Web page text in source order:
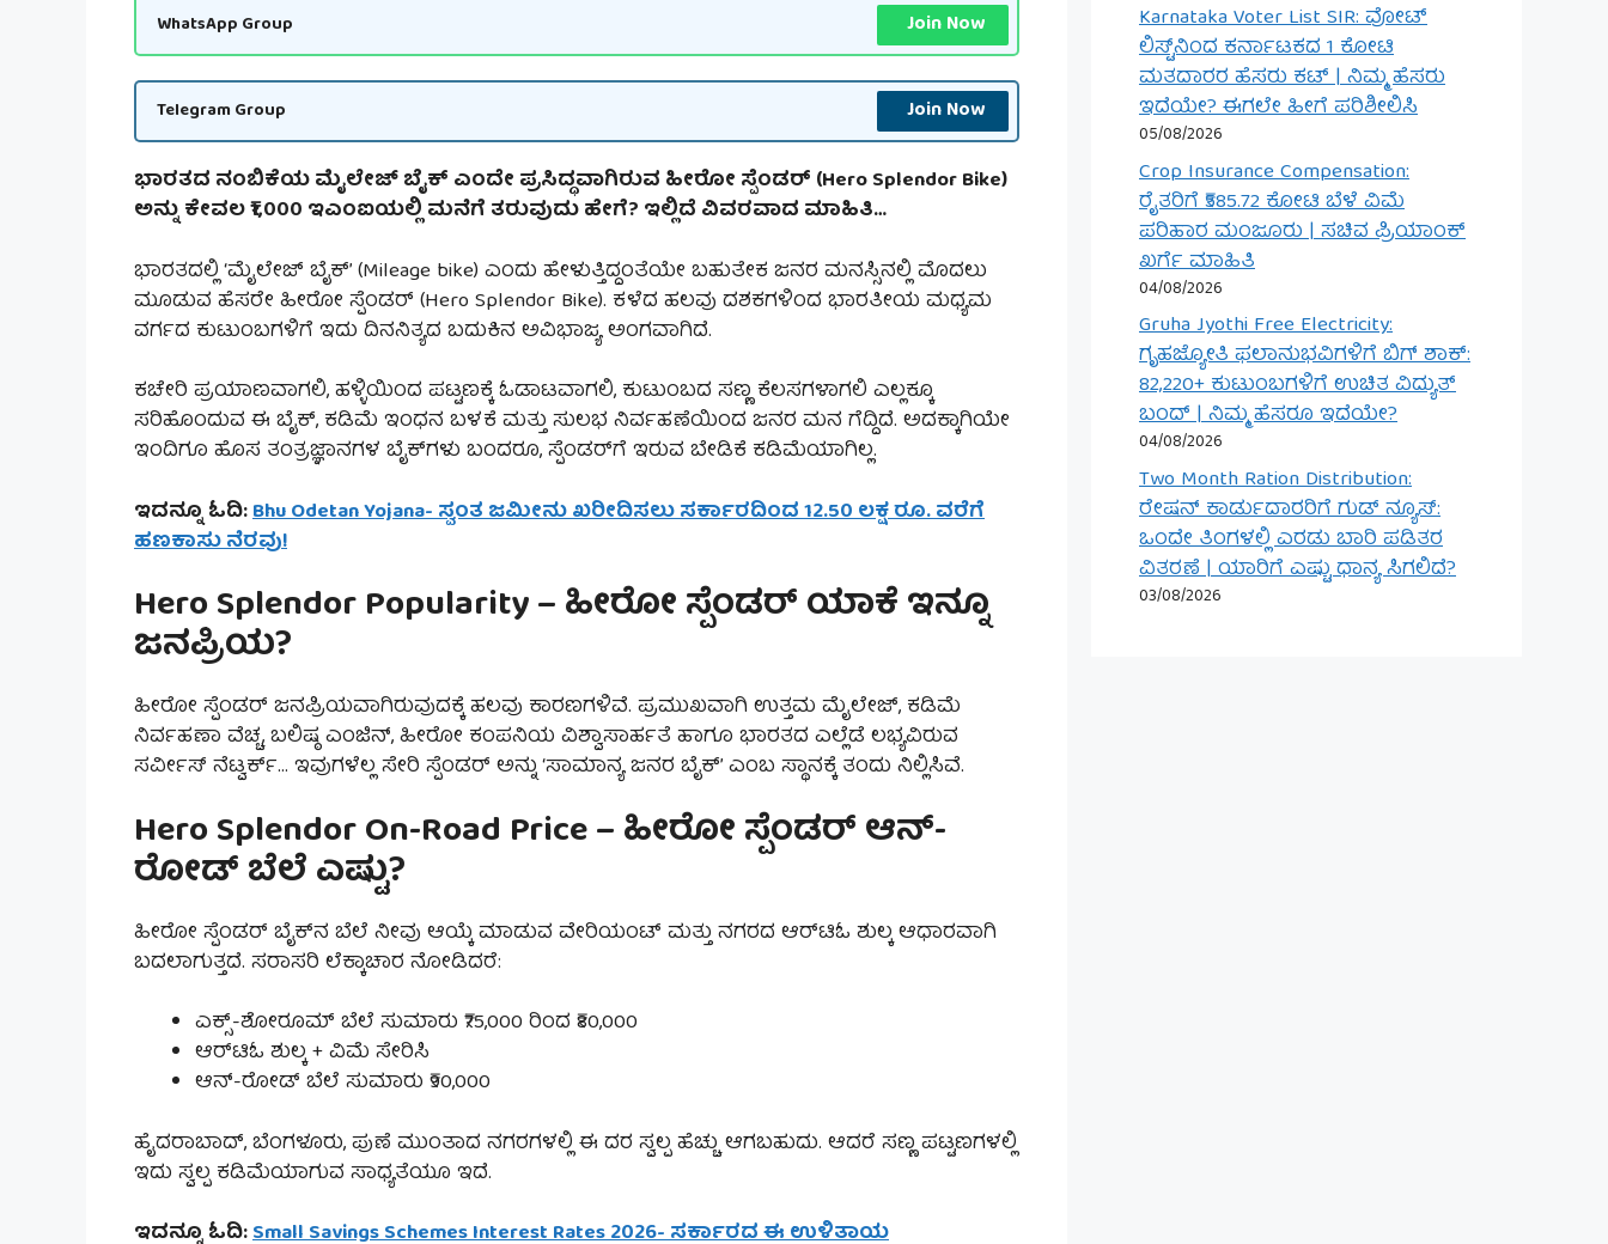
WhatsApp Group Join Now
Telegram Group Join Now
ಭಾರತದ ನಂಬಿಕೆಯ ಮೈಲೇಜ್ ಬೈಕ್ ಎಂದೇ ಪ್ರಸಿದ್ಧವಾಗಿರುವ ಹೀರೋ ಸ್ಪೆಂಡರ್ (Hero Splendor Bike)
ಅನ್ನು ಕೇವಲ ₹1,000 ಇಎಂಐಯಲ್ಲಿ ಮನೆಗೆ ತರುವುದು ಹೇಗೆ? ಇಲ್ಲಿದೆ ವಿವರವಾದ ಮಾಹಿತಿ…
ಭಾರತದಲ್ಲಿ ‘ಮೈಲೇಜ್ ಬೈಕ್’ (Mileage bike) ಎಂದು ಹೇಳುತ್ತಿದ್ದಂತೆಯೇ ಬಹುತೇಕ ಜನರ ಮನಸ್ಸಿನಲ್ಲಿ ಮೊದಲು
ಮೂಡುವ ಹೆಸರೇ ಹೀರೋ ಸ್ಪೆಂಡರ್ (Hero Splendor Bike). ಕಳೆದ ಹಲವು ದಶಕಗಳಿಂದ ಭಾರತೀಯ ಮಧ್ಯಮ
ವರ್ಗದ ಕುಟುಂಬಗಳಿಗೆ ಇದು ದಿನನಿತ್ಯದ ಬದುಕಿನ ಅವಿಭಾಜ್ಯ ಅಂಗವಾಗಿದೆ.
ಕಚೇರಿ ಪ್ರಯಾಣವಾಗಲಿ, ಹಳ್ಳಿಯಿಂದ ಪಟ್ಟಣಕ್ಕೆ ಓಡಾಟವಾಗಲಿ, ಕುಟುಂಬದ ಸಣ್ಣ ಕೆಲಸಗಳಾಗಲಿ ಎಲ್ಲಕ್ಕೂ
ಸರಿಹೊಂದುವ ಈ ಬೈಕ್, ಕಡಿಮೆ ಇಂಧನ ಬಳಕೆ ಮತ್ತು ಸುಲಭ ನಿರ್ವಹಣೆಯಿಂದ ಜನರ ಮನ ಗೆದ್ದಿದೆ. ಅದಕ್ಕಾಗಿಯೇ
ಇಂದಿಗೂ ಹೊಸ ತಂತ್ರಜ್ಞಾನಗಳ ಬೈಕ್‌ಗಳು ಬಂದರೂ, ಸ್ಪೆಂಡರ್‌ಗೆ ಇರುವ ಬೇಡಿಕೆ ಕಡಿಮೆಯಾಗಿಲ್ಲ.
ಇದನ್ನೂ ಓದಿ:Bhu Odetan Yojana- ಸ್ವಂತ ಜಮೀನು ಖರೀದಿಸಲು ಸರ್ಕಾರದಿಂದ 12.50 ಲಕ್ಷ ರೂ. ವರೆಗೆ
ಹಣಕಾಸು ನೆರವು!
Hero Splendor Popularity – ಹೀರೋ ಸ್ಪೆಂಡರ್ ಯಾಕೆ ಇನ್ನೂ
ಜನಪ್ರಿಯ?
ಹೀರೋ ಸ್ಪೆಂಡರ್ ಜನಪ್ರಿಯವಾಗಿರುವುದಕ್ಕೆ ಹಲವು ಕಾರಣಗಳಿವೆ. ಪ್ರಮುಖವಾಗಿ ಉತ್ತಮ ಮೈಲೇಜ್, ಕಡಿಮೆ
ನಿರ್ವಹಣಾ ವೆಚ್ಚ, ಬಲಿಷ್ಠ ಎಂಜಿನ್, ಹೀರೋ ಕಂಪನಿಯ ವಿಶ್ವಾಸಾರ್ಹತೆ ಹಾಗೂ ಭಾರತದ ಎಲ್ಲೆಡೆ ಲಭ್ಯವಿರುವ
ಸರ್ವೀಸ್ ನೆಟ್ವರ್ಕ್… ಇವುಗಳೆಲ್ಲ ಸೇರಿ ಸ್ಪೆಂಡರ್ ಅನ್ನು ‘ಸಾಮಾನ್ಯ ಜನರ ಬೈಕ್’ ಎಂಬ ಸ್ಥಾನಕ್ಕೆ ತಂದು ನಿಲ್ಲಿಸಿವೆ.
Hero Splendor On-Road Price – ಹೀರೋ ಸ್ಪೆಂಡರ್ ಆನ್-
ರೋಡ್ ಬೆಲೆ ಎಷ್ಟು?
ಹೀರೋ ಸ್ಪೆಂಡರ್ ಬೈಕ್‌ನ ಬೆಲೆ ನೀವು ಆಯ್ಕೆ ಮಾಡುವ ವೇರಿಯಂಟ್ ಮತ್ತು ನಗರದ ಆರ್‌ಟಿಓ ಶುಲ್ಕ ಆಧಾರವಾಗಿ
ಬದಲಾಗುತ್ತದೆ. ಸರಾಸರಿ ಲೆಕ್ಕಾಚಾರ ನೋಡಿದರೆ:
ಎಕ್ಸ್-ಶೋರೂಮ್ ಬೆಲೆ ಸುಮಾರು ₹75,000 ರಿಂದ ₹80,000
ಆರ್‌ಟಿಓ ಶುಲ್ಕ + ವಿಮೆ ಸೇರಿಸಿ
ಆನ್-ರೋಡ್ ಬೆಲೆ ಸುಮಾರು ₹90,000
ಹೈದರಾಬಾದ್, ಬೆಂಗಳೂರು, ಪುಣೆ ಮುಂತಾದ ನಗರಗಳಲ್ಲಿ ಈ ದರ ಸ್ವಲ್ಪ ಹೆಚ್ಚು ಆಗಬಹುದು. ಆದರೆ ಸಣ್ಣ ಪಟ್ಟಣಗಳಲ್ಲಿ
ಇದು ಸ್ವಲ್ಪ ಕಡಿಮೆಯಾಗುವ ಸಾಧ್ಯತೆಯೂ ಇದೆ.
ಇದನ್ನೂ ಓದಿ:Small Savings Schemes Interest Rates 2026- ಸರ್ಕಾರದ ಈ ಉಳಿತಾಯ
Karnataka Voter List SIR: ವೋಟ್
ಲಿಸ್ಟ್‌ನಿಂದ ಕರ್ನಾಟಕದ 1 ಕೋಟಿ
ಮತದಾರರ ಹೆಸರು ಕಟ್ | ನಿಮ್ಮ ಹೆಸರು
ಇದೆಯೇ? ಈಗಲೇ ಹೀಗೆ ಪರಿಶೀಲಿಸಿ
05/08/2026
Crop Insurance Compensation:
ರೈತರಿಗೆ ₹585.72 ಕೋಟಿ ಬೆಳೆ ವಿಮೆ
ಪರಿಹಾರ ಮಂಜೂರು | ಸಚಿವ ಪ್ರಿಯಾಂಕ್
ಖರ್ಗೆ ಮಾಹಿತಿ
04/08/2026
Gruha Jyothi Free Electricity:
ಗೃಹಜ್ಯೋತಿ ಫಲಾನುಭವಿಗಳಿಗೆ ಬಿಗ್ ಶಾಕ್:
82,220+ ಕುಟುಂಬಗಳಿಗೆ ಉಚಿತ ವಿದ್ಯುತ್
ಬಂದ್ | ನಿಮ್ಮ ಹೆಸರೂ ಇದೆಯೇ?
04/08/2026
Two Month Ration Distribution:
ರೇಷನ್ ಕಾರ್ಡುದಾರರಿಗೆ ಗುಡ್ ನ್ಯೂಸ್:
ಒಂದೇ ತಿಂಗಳಲ್ಲಿ ಎರಡು ಬಾರಿ ಪಡಿತರ
ವಿತರಣೆ | ಯಾರಿಗೆ ಎಷ್ಟು ಧಾನ್ಯ ಸಿಗಲಿದೆ?
03/08/2026